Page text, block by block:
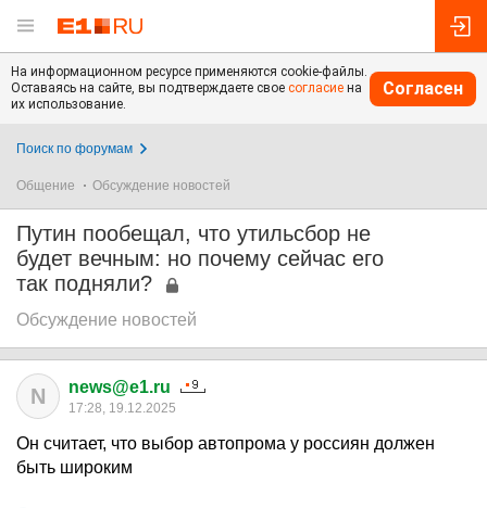
На информационном ресурсе применяются cookie-файлы.
Оставаясь на сайте, вы подтверждаете свое согласие на
их использование.
Согласен
Поиск по форумам
Общение Обсуждение новостей
Путин пообещал, что утильсбор не
будет вечным: но почему сейчас его
так подняли?
Обсуждение новостей
N news@e1.ru
17:28, 19.12.2025
Он считает, что выбор автопрома у россиян должен
быть широким